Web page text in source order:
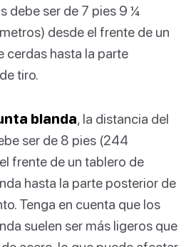
debe ser de 7 pies 9 ¼
desde el frente de un
cerdas hasta la parte
tiro.
blanda, la distancia del
ser de 8 pies (244
frente de un tablero de
hasta la parte posterior de
Tenga en cuenta que los
suelen ser más ligeros que